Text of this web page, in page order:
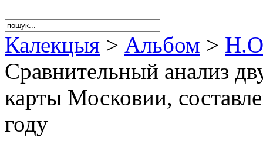
Калекцыя > Альбом >
Сравнительный анализ
карты Московии,
году